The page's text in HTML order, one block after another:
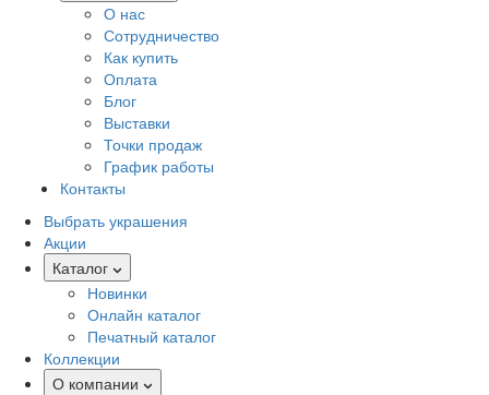
О нас
Сотрудничество
Как купить
Оплата
Блог
Выставки
Точки продаж
График работы
Контакты
Выбрать украшения
Акции
Каталог
Новинки
Онлайн каталог
Печатный каталог
Коллекции
О компании